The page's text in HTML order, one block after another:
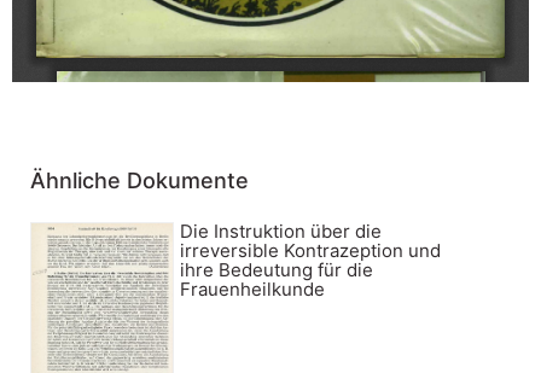
Ähnliche Dokumente
Die Instruktion über die
irreversible Kontrazeption und
ihre Bedeutung für die
Frauenheilkunde